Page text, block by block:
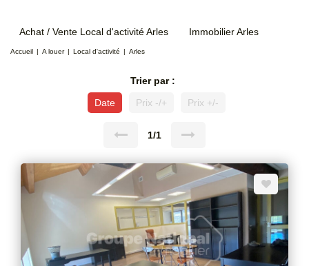
Achat / Vente Local d'activité Arles Immobilier Arles
Accueil A louer Local d'activité Arles
Trier par :
Date
Prix -/+ Prix +/-
1/1